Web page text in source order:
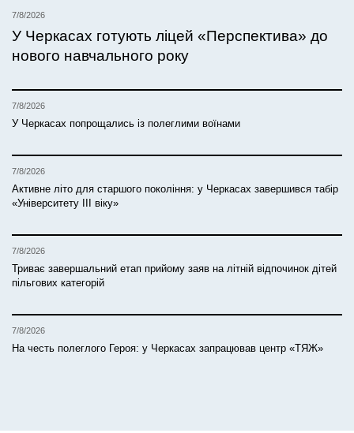
7/8/2026
У Черкасах готують ліцей «Перспектива» до
нового навчального року
7/8/2026
У Черкасах попрощались із полеглими воїнами
7/8/2026
Активне літо для старшого покоління: у Черкасах завершився табір
«Університету ІІІ віку»
7/8/2026
Триває завершальний етап прийому заяв на літній відпочинок дітей
пільгових категорій
7/8/2026
На честь полеглого Героя: у Черкасах запрацював центр «ТЯЖ»